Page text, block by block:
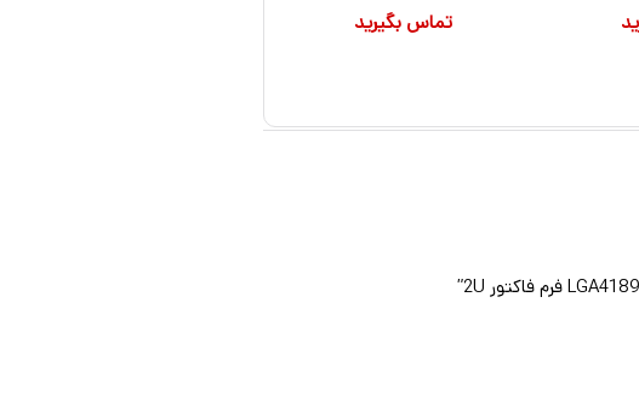
SuperServer مدل 1U
سوکت LGA2011 بهمراه 4
SuperServer مدل 1U
LGA2011-3 بهمراه 2 هارد
تماس بگیرید